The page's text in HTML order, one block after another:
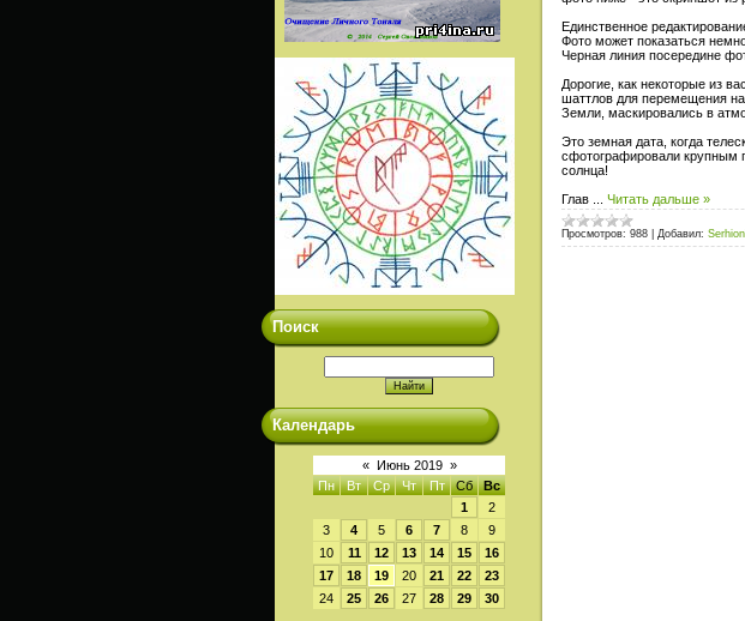
Поиск
Календарь
« Июнь 2019 »
Пн
Вт Ср Чт Пт Сб
Вс
1
2
3
4 5 6 7 8
9
10
11 12 13 14 15
16
17
18 19 20 21 22
23
24
25 26 27 28 29 30
Единственное
Фото может показаться
Черная линия посередине
Дорогие, как некоторые из
шаттлов для перемещения
Земли, маскировались в
Это земная дата, когда
сфотографировали крупным
солнца!
Глав
Читать дальше »
Просмотров: 988 Добавил: